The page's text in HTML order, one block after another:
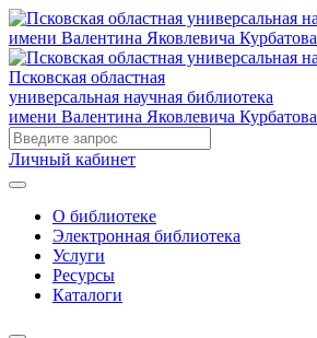
Псковская областная
универсальная научная библиотека
имени Валентина Яковлевича Курбатова
Личный кабинет
О библиотеке
Электронная библиотека
Услуги
Ресурсы
Каталоги